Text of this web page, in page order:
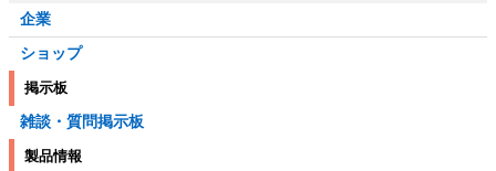
企業
ショップ
掲示板
雑談・質問掲示板
製品情報